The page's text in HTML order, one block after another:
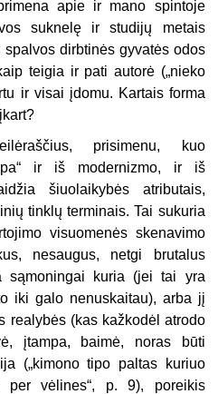
apie ir mano spintoje
suknelę ir studijų metais
spalvos dirbtinės gyvatės odos
teigia ir pati autorė („nieko
ir visai įdomu. Kartais forma
prisimenu, kuo
ir iš modernizmo, ir iš
šiuolaikybės atributais,
tinklų terminais. Tai sukuria
visuomenės skenavimo
nesaugus, netgi brutalus
sąmoningai kuria (jei tai yra
iki galo nenuskaitau), arba jį
realybės (kas kažkodėl atrodo
įtampa, baimė, noras būti
(„kimono tipo paltas kuriuo
vėlines“, p. 9), poreikis